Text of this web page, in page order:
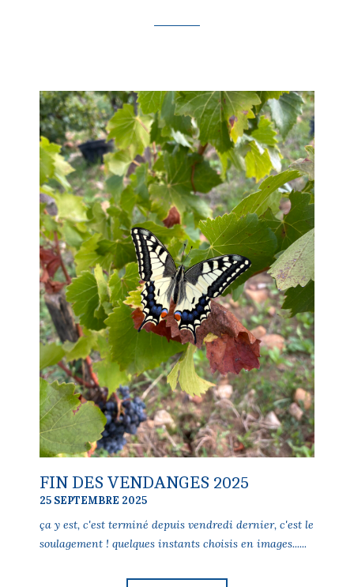
FIN DES VENDANGES 2025
25 SEPTEMBRE 2025
ça y est, c'est terminé depuis vendredi dernier, c'est le
soulagement ! quelques instants choisis en images......